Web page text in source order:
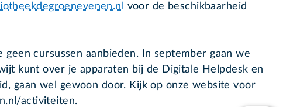
voor de beschikbaarheid
cursussen aanbieden. In september gaan we
kunt over je apparaten bij de Digitale Helpdesk en
gaan wel gewoon door. Kijk op onze website voor
activiteiten.